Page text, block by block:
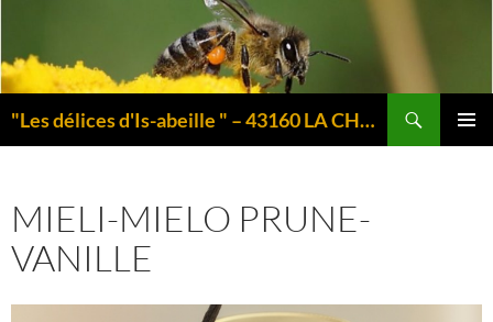
contenu
"Les délices d'Is-abeille " – 43160 LA CHAISE-DIEU – Auvergne
MIELI-MIELO PRUNE-
VANILLE